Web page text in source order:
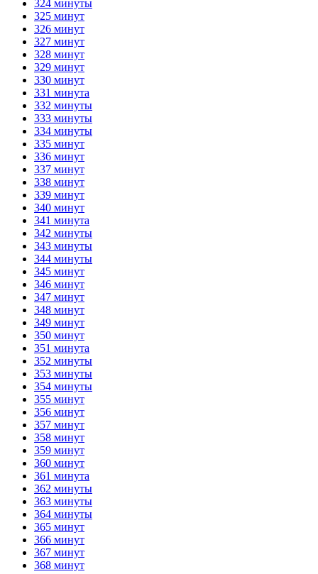
324 минуты
325 минут
326 минут
327 минут
328 минут
329 минут
330 минут
331 минута
332 минуты
333 минуты
334 минуты
335 минут
336 минут
337 минут
338 минут
339 минут
340 минут
341 минута
342 минуты
343 минуты
344 минуты
345 минут
346 минут
347 минут
348 минут
349 минут
350 минут
351 минута
352 минуты
353 минуты
354 минуты
355 минут
356 минут
357 минут
358 минут
359 минут
360 минут
361 минута
362 минуты
363 минуты
364 минуты
365 минут
366 минут
367 минут
368 минут